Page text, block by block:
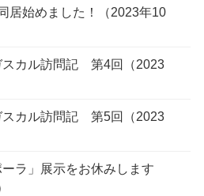
始めました！（2023年10
カル訪問記 第4回（2023
カル訪問記 第5回（2023
ラ」展示をお休みします